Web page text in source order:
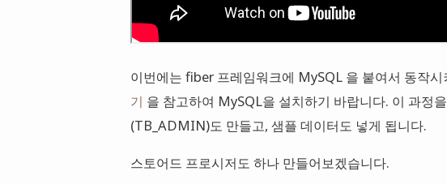
이번에는 fiber 프레임워크에 MySQL 을 붙여서 동작시
기 을 참고하여 MySQL을 설치하기 바랍니다. 이 과정
(TB_ADMIN)도 만들고, 샘플 데이터도 넣게 됩니다.
스토어드 프로시저도 하나 만들어보겠습니다.